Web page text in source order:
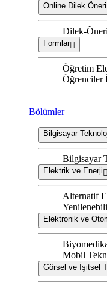
Online Dilek Öneri
Dilek-
Formlar
Öğretim
Öğrenciler
Bölümler
Bilgisayar
Bilgisayar
Elektrik ve Enerji
Alternatif
Elektronik ve
Mobil
Görsel ve İşitsel